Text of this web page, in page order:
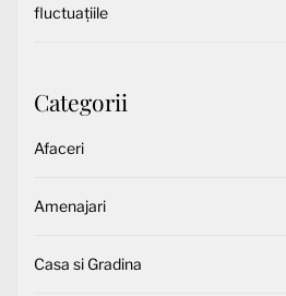
fluctuațiile
Categorii
Afaceri
Amenajari
Casa si Gradina